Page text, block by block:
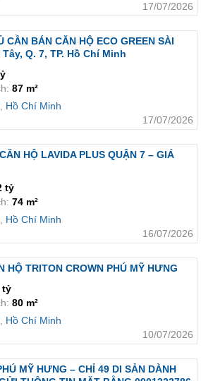
17/07/2026
CẦN BÁN CĂN HỘ ECO GREEN SÀI
Q. 7, TP. Hồ Chí Minh
87 m²
Hồ Chí Minh
17/07/2026
HỘ LAVIDA PLUS QUẬN 7 – GIÁ
tỷ
74 m²
Hồ Chí Minh
16/07/2026
HỘ TRITON CROWN PHÚ MỸ HƯNG
tỷ
80 m²
Hồ Chí Minh
10/07/2026
MỸ HƯNG – CHỈ 49 DI SẢN DÀNH